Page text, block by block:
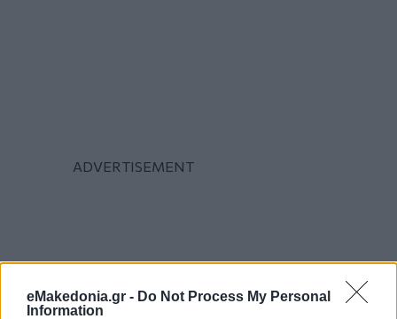
eMakedonia.gr - Do Not Process My Personal
Information